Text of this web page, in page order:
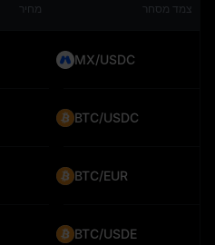
צמד מסחר מחיר
MX/USDC
BTC/USDC
BTC/EUR
BTC/USDE